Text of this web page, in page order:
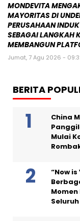
MONDEVITA
MAYORITAS DI
PERUSAHAAN
SEBAGAI LANGKAH
MEMBANGUN
Jumat, 7 Agu 2026 -
BERITA
China
Mulai
“Now